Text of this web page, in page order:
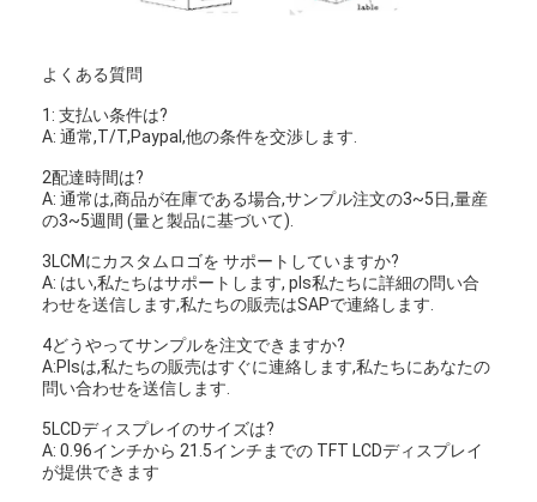
よくある質問
1: 支払い条件は?
A: 通常,T/T,Paypal,他の条件を交渉します.
2配達時間は?
A: 通常は,商品が在庫である場合,サンプル注文の3~5日,量産
の3~5週間 (量と製品に基づいて).
3LCMにカスタムロゴを サポートしていますか?
A: はい,私たちはサポートします, pls私たちに詳細の問い合
わせを送信します,私たちの販売はSAPで連絡します.
4どうやってサンプルを注文できますか?
A:Plsは,私たちの販売はすぐに連絡します,私たちにあなたの
問い合わせを送信します.
5LCDディスプレイのサイズは?
A: 0.96インチから 21.5インチまでの TFT LCDディスプレイ
が提供できます